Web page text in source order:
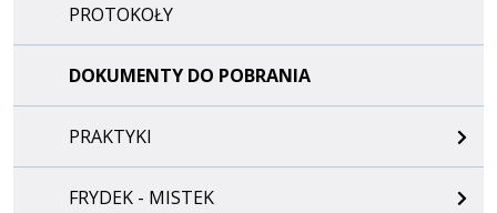
PROTOKOŁY
DOKUMENTY DO POBRANIA
PRAKTYKI
FRYDEK - MISTEK